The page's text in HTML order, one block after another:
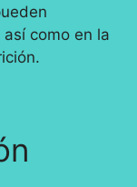
como en la